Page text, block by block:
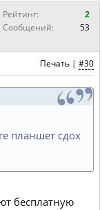
Рейтинг:
2
Сообщений:
53
Печать | #30
планшет сдох
бесплатную